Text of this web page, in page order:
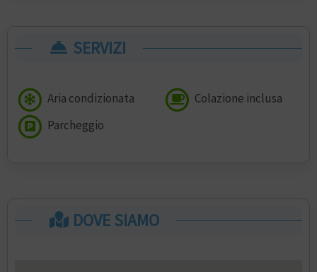
SERVIZI
Aria condizionata
Colazione inclusa
Parcheggio
DOVE SIAMO